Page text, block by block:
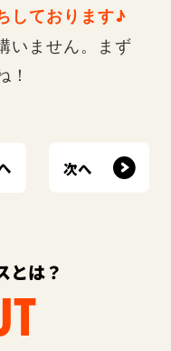
しております♪
いません。まず
次へ
とは？